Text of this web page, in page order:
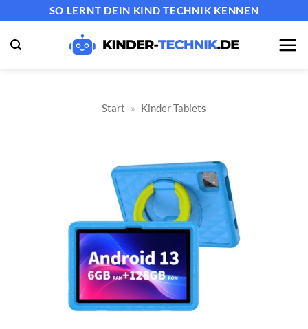
springen
SO LERNT DEIN KIND TECHNIK KENNEN
Start » Kinder Tablets